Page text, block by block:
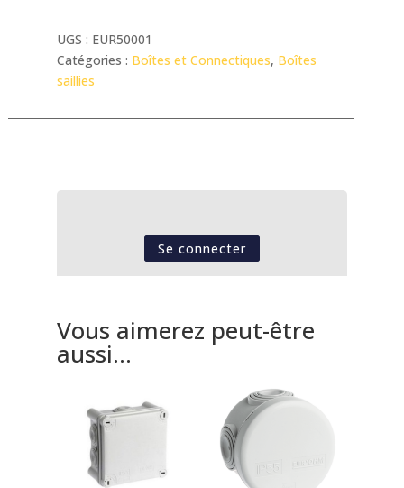
UGS : EUR50001
Catégories : Boîtes et Connectiques, Boîtes
saillies
Se connecter
Vous aimerez peut-être
aussi…